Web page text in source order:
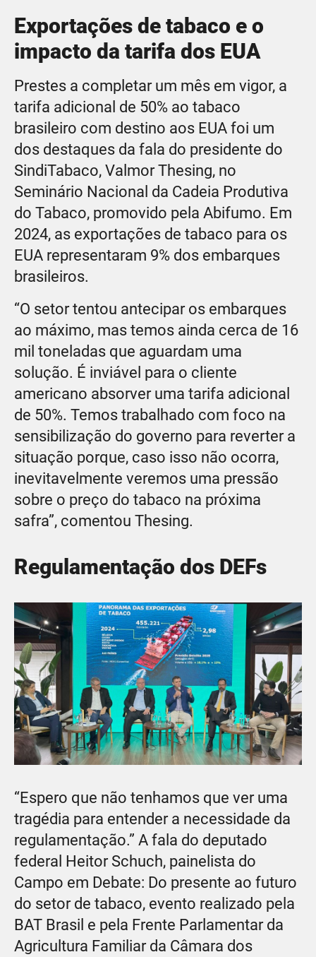
Exportações de tabaco e o
impacto da tarifa dos EUA
Prestes a completar um mês em vigor, a
tarifa adicional de 50% ao tabaco
brasileiro com destino aos EUA foi um
dos destaques da fala do presidente do
SindiTabaco, Valmor Thesing, no
Seminário Nacional da Cadeia Produtiva
do Tabaco, promovido pela Abifumo. Em
2024, as exportações de tabaco para os
EUA representaram 9% dos embarques
brasileiros.
“O setor tentou antecipar os embarques
ao máximo, mas temos ainda cerca de 16
mil toneladas que aguardam uma
solução. É inviável para o cliente
americano absorver uma tarifa adicional
de 50%. Temos trabalhado com foco na
sensibilização do governo para reverter a
situação porque, caso isso não ocorra,
inevitavelmente veremos uma pressão
sobre o preço do tabaco na próxima
safra”, comentou Thesing.
Regulamentação dos DEFs
“Espero que não tenhamos que ver uma
tragédia para entender a necessidade da
regulamentação.” A fala do deputado
federal Heitor Schuch, painelista do
Campo em Debate: Do presente ao futuro
do setor de tabaco, evento realizado pela
BAT Brasil e pela Frente Parlamentar da
Agricultura Familiar da Câmara dos